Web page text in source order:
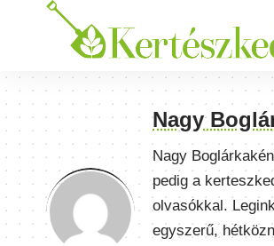
Nagy
Nagy
pedig a
olvasókkal.
egyszerű,